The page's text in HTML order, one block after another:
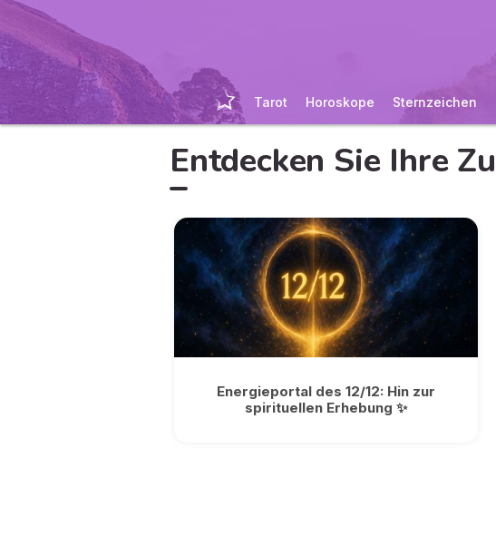
Tarot Horoskope Sternzeichen
Entdecken Sie Ihre
Energieportal des 12/12: Hin zur
spirituellen Erhebung ✨